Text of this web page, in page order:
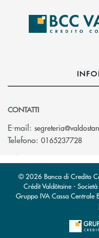
CONTATTI
E-mail:
Telefono: 0165237728
© 2026 Banca di Credito
Crédit Valdôtaine -
Gruppo IVA Cassa